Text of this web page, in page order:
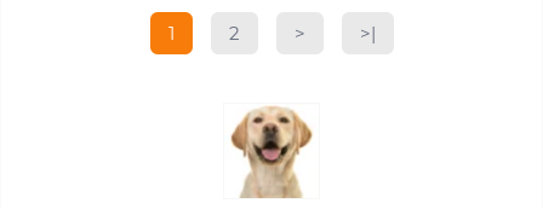
1 2 > >|